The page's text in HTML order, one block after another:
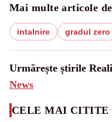
Mai multe articole
intalnire gradul zero
Urmărește știrile
News
CELE MAI CITITE